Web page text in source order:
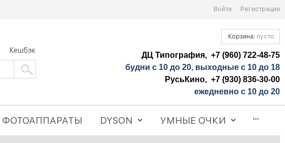
Войти Регистрация
Кешбэк
Корзина: пусто
ДЦ Типография, +7 (960) 722-48-75
будни с 10 до 20, выходные с 10 до 18
РусьКино, +7 (930) 836-30-00
ежедневно с 10 до 20
ФОТОАППАРАТЫ DYSON УМНЫЕ ОЧКИ